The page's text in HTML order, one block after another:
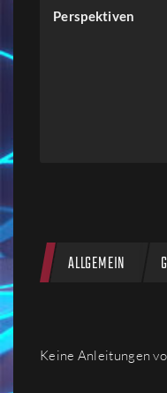
Perspektiven
ALLGEMEIN
Keine Anleitungen